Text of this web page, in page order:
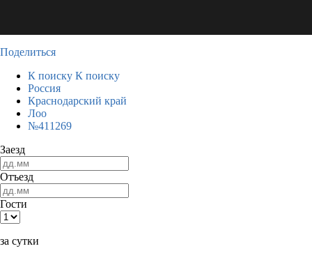
Поделиться
К поиску К поиску
Россия
Краснодарский край
Лоо
№411269
Заезд
Отъезд
Гости
за сутки